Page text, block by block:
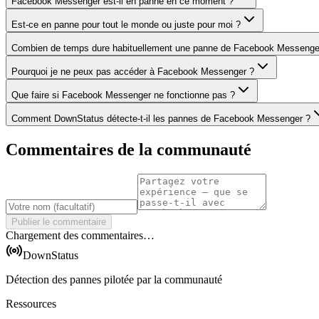
Est-ce en panne pour tout le monde ou juste pour moi ?
Combien de temps dure habituellement une panne de Facebook
Pourquoi je ne peux pas accéder à Facebook Messenger ?
Que faire si Facebook Messenger ne fonctionne pas ?
Comment DownStatus détecte-t-il les pannes de Facebook Messenger ?
Commentaires de la communauté
Publier le commentaire
Chargement des commentaires…
DownStatus
Détection des pannes pilotée par la communauté
Ressources